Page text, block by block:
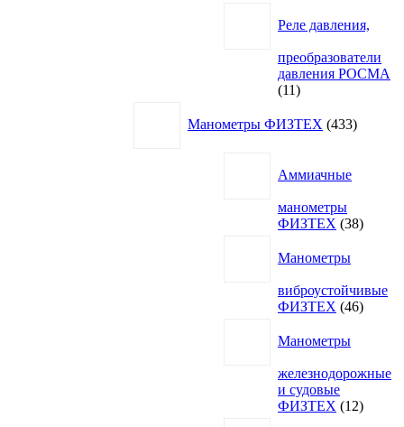
Реле давления,
преобразователи
давления РОСМА
1111
Манометры ФИЗТЕХ 433товара
Аммиачные
манометры
ФИЗТЕХ 3838
Манометры
виброустойчивые
ФИЗТЕХ 4646
Манометры
железнодорожные
и судовые
ФИЗТЕХ
1212